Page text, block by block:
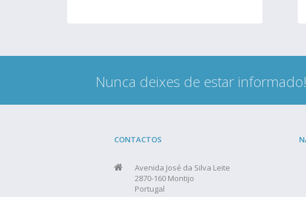
Nunca deixes de estar
CONTACTOS
Avenida José da Silva Leite
2870-160 Montijo
Portugal